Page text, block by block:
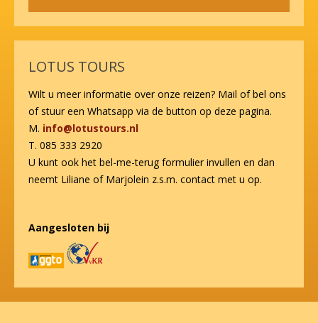
LOTUS TOURS
Wilt u meer informatie over onze reizen? Mail of bel ons
of stuur een Whatsapp via de button op deze pagina.
M. info@lotustours.nl
T. 085 333 2920
U kunt ook het bel-me-terug formulier invullen en dan
neemt Liliane of Marjolein z.s.m. contact met u op.
Aangesloten bij